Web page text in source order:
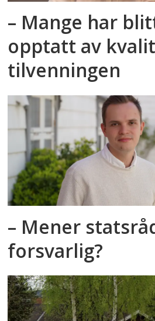
– Mange har
opptatt av
tilvenningen
– Mener
forsvarlig?